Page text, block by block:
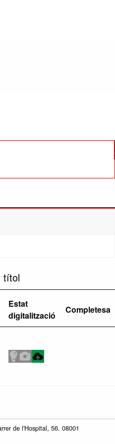
títol
Estat
digitalització
Completesa
de l'Hospital, 56. 08001